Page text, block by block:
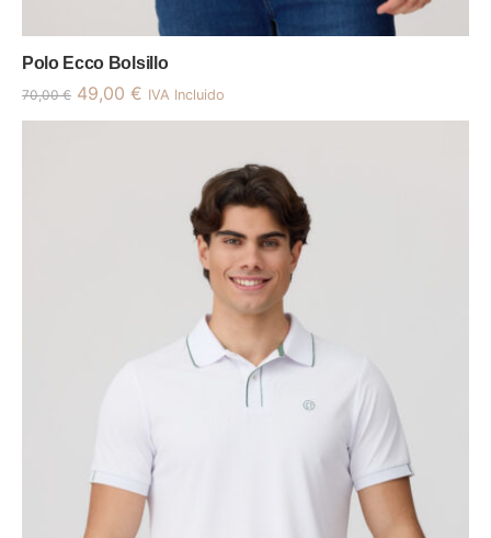
Polo Ecco Bolsillo
70,00€ 49,00 € IVA Incluido